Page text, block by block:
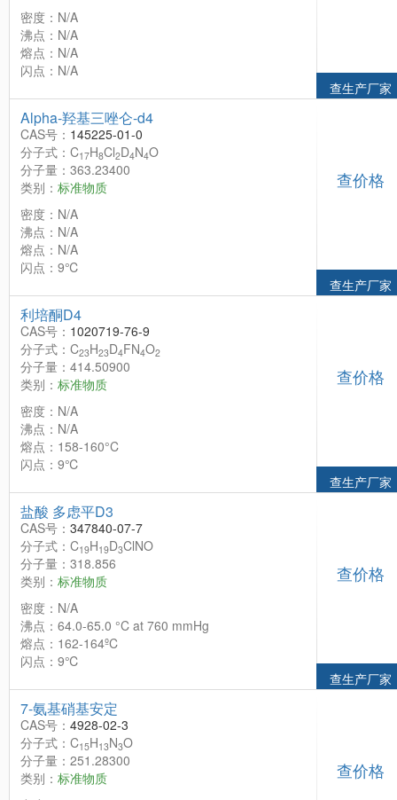
密度：N/A
沸点：N/A
熔点：N/A
闪点：N/A
查生产厂家
Alpha-羟基三唑仑-d4
CAS号： 145225-01-0
分子式：C17H8Cl2D4N4O
分子量：363.23400
类别： 标准物质
密度：N/A
沸点：N/A
熔点：N/A
闪点：9℃
查价格
查生产厂家
利培酮D4
CAS号： 1020719-76-9
分子式：C23H23D4FN4O2
分子量：414.50900
类别： 标准物质
密度：N/A
沸点：N/A
熔点：158-160°C
闪点：9℃
查价格
查生产厂家
盐酸 多虑平D3
CAS号： 347840-07-7
分子式：C19H19D3ClNO
分子量：318.856
类别： 标准物质
密度：N/A
沸点：64.0-65.0 °C at 760 mmHg
熔点：162-164ºC
闪点：9℃
查价格
查生产厂家
7-氨基硝基安定
CAS号： 4928-02-3
分子式：C15H13N3O
分子量：251.28300
类别： 标准物质
查价格